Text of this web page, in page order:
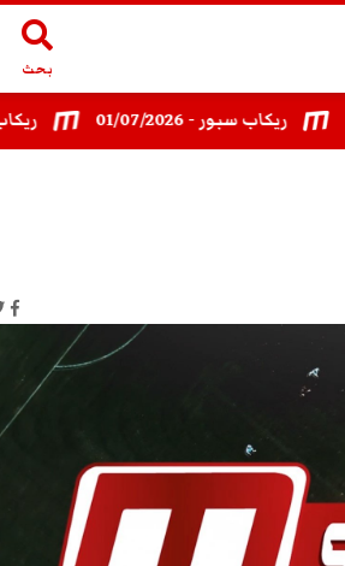
بحث
ريكاب سبور- 03/ ريكاب سبور - 01/07/2026